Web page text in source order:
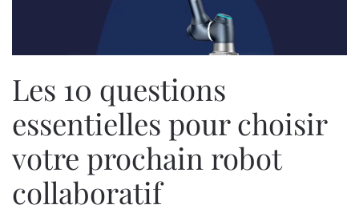
Les 10 questions
essentielles pour choisir
votre prochain robot
collaboratif